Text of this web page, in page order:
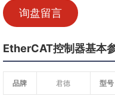
询盘留言
EtherCAT控制器基本
品牌 君德 型号